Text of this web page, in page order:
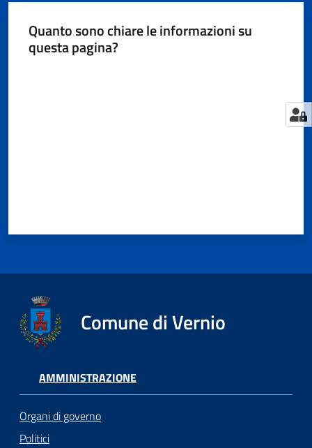
Quanto sono chiare le informazioni su
questa pagina?
Comune di Vernio
AMMINISTRAZIONE
Organi di governo
Politici